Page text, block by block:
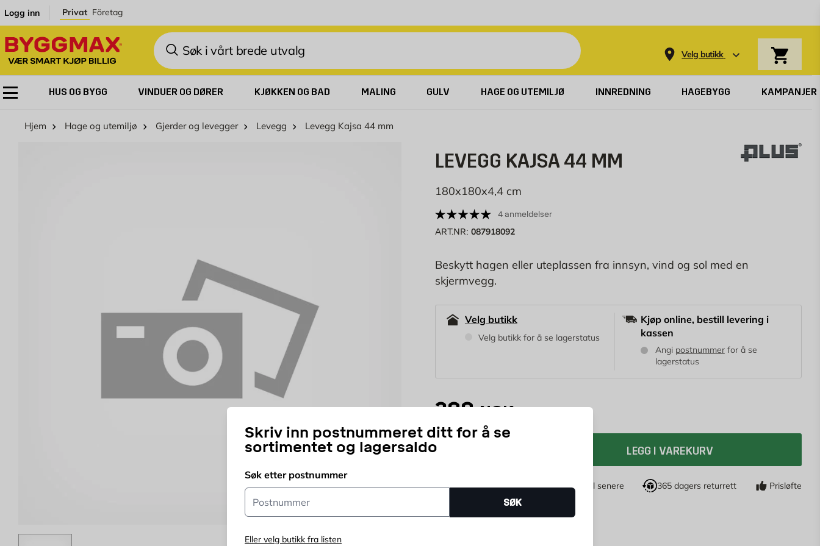
Logg inn Privat Företag
Søk
Velg butikk
Skriv inn postnummeret ditt for å se
sortimentet og lagersaldo
Søk etter postnummer
Postnummer
SØK
Eller velg butikk fra listen
HUS OG BYGG VINDUER OG DØRER KJØKKEN OG BAD MALING GULV HAGE OG UTEMILJØ INNREDNING HAGEBYGG KAMPANJER
Hjem Hage og utemiljø Gjerder og levegger Levegg Levegg Kajsa 44 mm
LEVEGG KAJSA 44 MM
180x180x4,4 cm
4 anmeldelser
ART.NR: 087918092
Beskytt hagen eller uteplassen fra innsyn, vind og sol med en
skjermvegg.
Velg butikk
Velg butikk for å se lagerstatus
Kjøp online, bestill levering i
kassen
Angi postnummerfor å se
lagerstatus
399 NOK
LEGG I VAREKURV
Rask leveranse Kjøp nå, betal senere 365 dagers returrett Prisløfte